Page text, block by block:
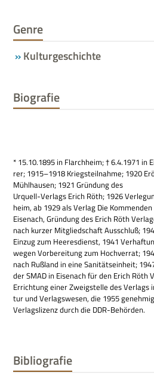
Genre
Kulturgeschichte
Biografie
* 15.10.1895 in Flarch­heim; † 6.4.1971 in
rer; 1915–1918 Kriegs­teil­nahme; 1920
Mühl­hau­sen; 1921 Grün­dung des
Urquell-Ver­lags Erich Röth; 1926
heim, ab 1929 als Ver­lag Die
Eisen­ach, Grün­dung des Erich Röth
nach kur­zer Mit­glied­schaft Aus­schluß;
Ein­zug zum Hee­res­dienst, 1941
wegen Vor­be­rei­tung zum Hoch­ver­rat;
nach Ruß­land in eine Sani­täts­ein­heit;
der SMAD in Eisen­ach für den Erich
Errich­tung einer Zweig­stelle des
tur und Ver­lags­we­sen, die 1955
Ver­lags­li­zenz durch die DDR-Behörden.
Bibliografie